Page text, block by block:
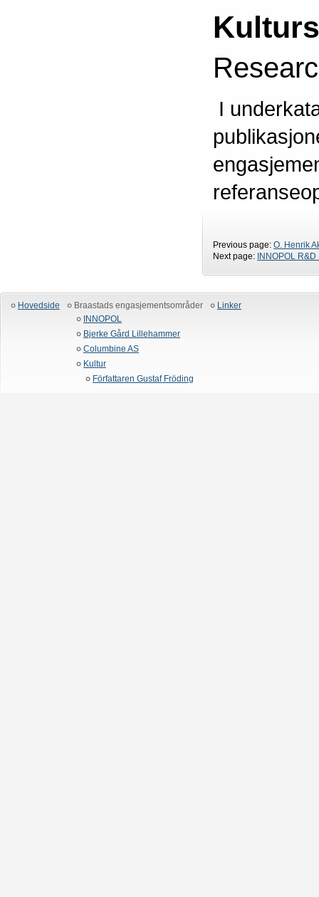
I
Previous page:O. Henrik
Next page: INNOPOL R&D
Hovedside
Braastads engasjementsområder
INNOPOL
Bjerke Gård Lillehammer
Columbine AS
Kultur
Författaren Gustaf Fröding
Linker